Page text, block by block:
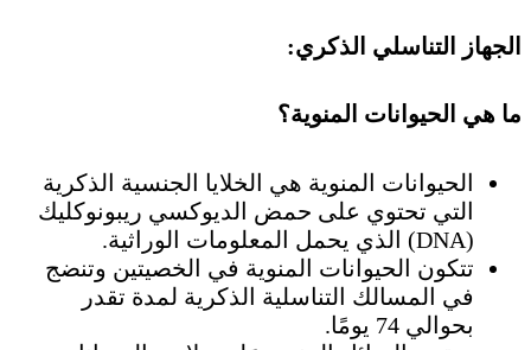
الجهاز التناسلي الذكري:
ما هي الحيوانات المنوية؟
الحيوانات المنوية هي الخلايا الجنسية الذكرية
التي تحتوي على حمض الديوكسي ريبونوكليك
(DNA) الذي يحمل المعلومات الوراثية.
تتكون الحيوانات المنوية في الخصيتين وتنضج
في المسالك التناسلية الذكرية لمدة تقدر
بحوالي 74 يومًا.